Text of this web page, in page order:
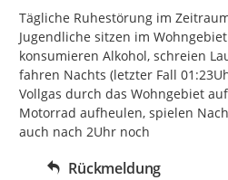
Tägliche Ruhestörung im
Jugendliche sitzen im
konsumieren Alkohol, schreien
fahren Nachts (letzter Fall
Vollgas durch das Wohngebiet
Motorrad aufheulen, spielen
auch nach 2Uhr noch
Rückmeldung